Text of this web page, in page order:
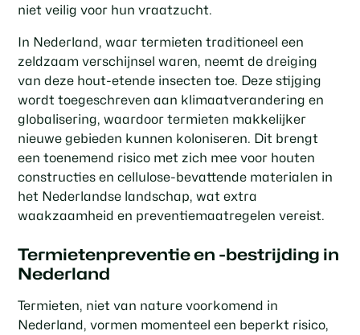
niet veilig voor hun vraatzucht.
In Nederland, waar termieten traditioneel een
zeldzaam verschijnsel waren, neemt de dreiging
van deze hout-etende insecten toe. Deze stijging
wordt toegeschreven aan klimaatverandering en
globalisering, waardoor termieten makkelijker
nieuwe gebieden kunnen koloniseren. Dit brengt
een toenemend risico met zich mee voor houten
constructies en cellulose-bevattende materialen in
het Nederlandse landschap, wat extra
waakzaamheid en preventiemaatregelen vereist.
Termietenpreventie en -bestrijding in
Nederland
Termieten, niet van nature voorkomend in
Nederland, vormen momenteel een beperkt risico,